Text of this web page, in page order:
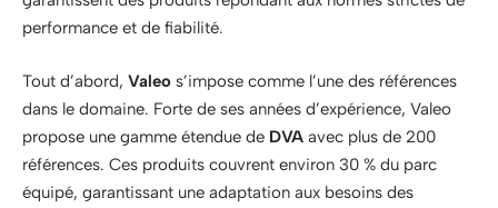
performance et de fiabilité.
Tout d’abord, Valeo s’impose comme l’une des références
dans le domaine. Forte de ses années d’expérience, Valeo
propose une gamme étendue de DVA avec plus de 200
références. Ces produits couvrent environ 30 % du parc
équipé, garantissant une adaptation aux besoins des